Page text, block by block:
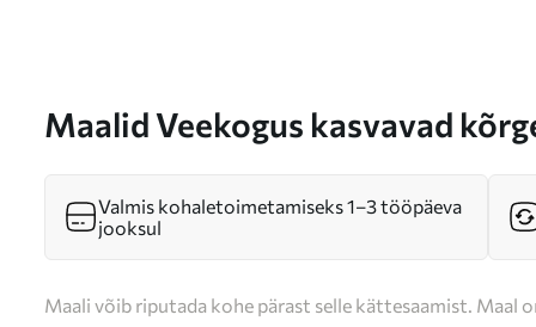
Maalid Veekogus kasvavad
loodusvaade Nr s46695
Valmis kohaletoimetamiseks 1–3 tööpäeva
jooksul
Maali võib riputada kohe pärast selle kättesaamist. Maal